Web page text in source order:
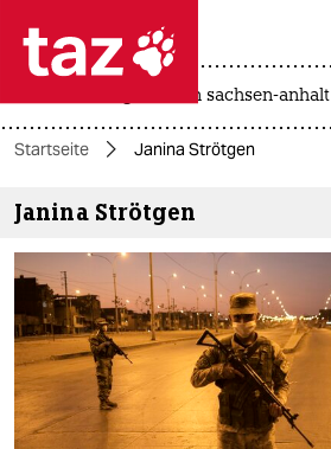
 taz zahl ich
taz zahl ich
themen
politik
öko
gesellschaft
kultur
landtagswahl in sachsen-anhalt
Startseite Janina Strötgen
Janina Strötgen